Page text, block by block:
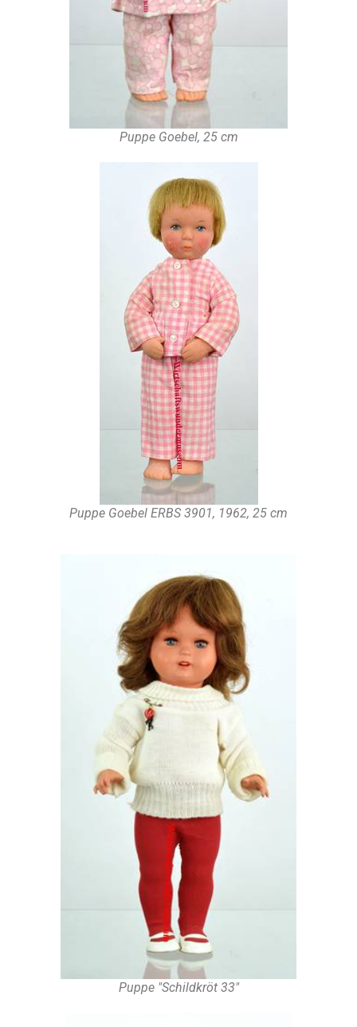
Puppe Goebel, 25 cm
Puppe Goebel ERBS 3901, 1962, 25 cm
Puppe "Schildkröt 33"